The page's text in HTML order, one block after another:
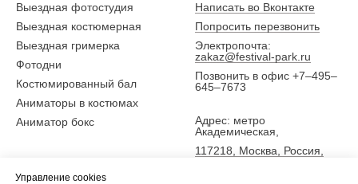
Выездная фотостудия
Выездная костюмерная
Выездная гримерка
Фотодни
Костюмированный бал
Аниматоры в костюмах
Аниматор бокс
Написать во Вконтакте
Попросить перезвонить
Электропочта:
zakaz@festival-park.ru
Позвонить в офис +7–495–
645–7673
Адрес: метро
Академическая,
117218, Москва, Россия,
Управление cookies